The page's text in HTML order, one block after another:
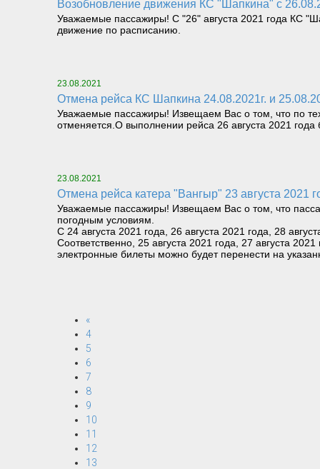
Возобновление движения КС "Шапкина" с
Уважаемые пассажиры! С "26" августа 2021 года КС
движение по расписанию.
23.08.2021
Отмена рейса КС Шапкина 24.08.2021г. и
Уважаемые пассажиры! Извещаем Вас о том, что по
отменяется.О выполнении рейса 26 августа 2021
23.08.2021
Отмена рейса катера "Вангыр" 23 августа 2021
Уважаемые пассажиры! Извещаем Вас о том, что
погодным условиям.
С 24 августа 2021 года, 26 августа 2021 года, 28
Соответственно, 25 августа 2021 года, 27 августа
электронные билеты можно будет перенести на
«
4
5
6
7
8
9
10
11
12
13